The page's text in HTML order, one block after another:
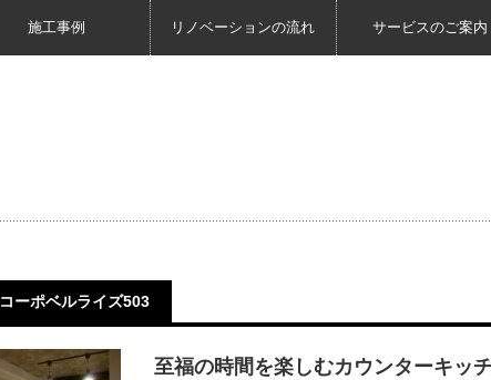
施工事例 リノベーションの流れ サービスのご案内
コーポベルライズ503
至福の時間を楽しむカウンターキッ